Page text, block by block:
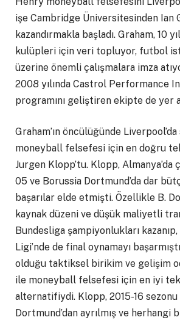
işe Cambridge Üniversitesinden Ian
kazandırmakla başladı. Graham, 10
kulüpleri için veri topluyor, futbol
üzerine önemli çalışmalara imza
2008 yılında Castrol Performance
programını geliştiren ekipte de yer
Graham’ın öncülüğünde
moneyball felsefesi için en doğru
Jurgen Klopp’tu. Klopp, Almanya’da
05 ve Borussia Dortmund’da dar
başarılar elde etmişti. Özellikle B.
kaynak düzeni ve düşük maliyetli
Bundesliga şampiyonlukları
Ligi’nde de final oynamayı
olduğu taktiksel birikim ve gelişim
ile moneyball felsefesi için en iyi
alternatifiydi. Klopp, 2015-16 sezonu
Dortmund’dan ayrılmış ve herhangi